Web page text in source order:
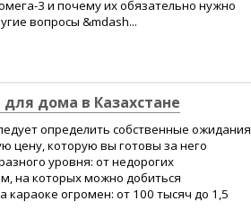
3 и почему их обязательно нужно
вопросы &mdash...
дома в Казахстане
определить собственные ожидания
цену, которую вы готовы за него
уровня: от недорогих
на которых можно добиться
караоке огромен: от 100 тысяч до 1,5